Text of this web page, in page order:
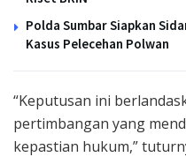
Polda Sumbar Siapkan
Kasus Pelecehan Polwan
“Keputusan ini
pertimbangan yang
kepastian hukum,”